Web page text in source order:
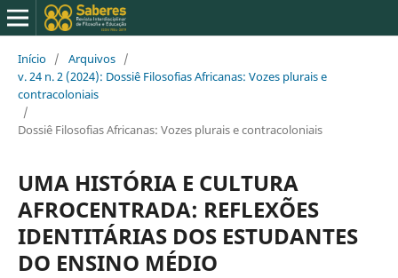
Início / Arquivos /
v. 24 n. 2 (2024): Dossiê Filosofias Africanas: Vozes plurais e
contracoloniais
/
Dossiê Filosofias Africanas: Vozes plurais e contracoloniais
UMA HISTÓRIA E CULTURA
AFROCENTRADA: REFLEXÕES
IDENTITÁRIAS DOS ESTUDANTES
DO ENSINO MÉDIO